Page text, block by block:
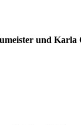
und Karla